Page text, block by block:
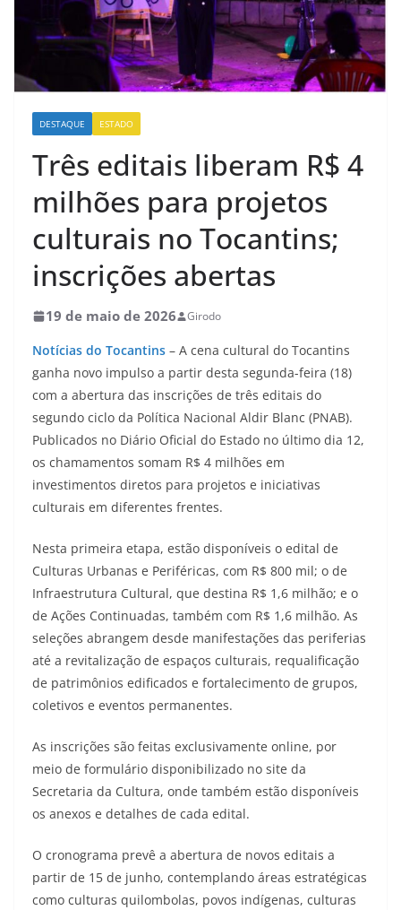
DESTAQUE ESTADO
Três editais liberam R$ 4
milhões para projetos
culturais no Tocantins;
inscrições abertas
19 de maio de 2026 Girodo
Notícias do Tocantins – A cena cultural do Tocantins
ganha novo impulso a partir desta segunda-feira (18)
com a abertura das inscrições de três editais do
segundo ciclo da Política Nacional Aldir Blanc (PNAB).
Publicados no Diário Oficial do Estado no último dia 12,
os chamamentos somam R$ 4 milhões em
investimentos diretos para projetos e iniciativas
culturais em diferentes frentes.
Nesta primeira etapa, estão disponíveis o edital de
Culturas Urbanas e Periféricas, com R$ 800 mil; o de
Infraestrutura Cultural, que destina R$ 1,6 milhão; e o
de Ações Continuadas, também com R$ 1,6 milhão. As
seleções abrangem desde manifestações das periferias
até a revitalização de espaços culturais, requalificação
de patrimônios edificados e fortalecimento de grupos,
coletivos e eventos permanentes.
As inscrições são feitas exclusivamente online, por
meio de formulário disponibilizado no site da
Secretaria da Cultura, onde também estão disponíveis
os anexos e detalhes de cada edital.
O cronograma prevê a abertura de novos editais a
partir de 15 de junho, contemplando áreas estratégicas
como culturas quilombolas, povos indígenas, culturas